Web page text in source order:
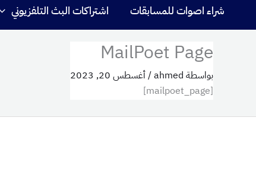
شراء اصوات للمسابقات
اشتراكات البث التلفزيوني
MailPoet Page
بواسطة ahmed
/أغسطس 20, 2023
[mailpoet_page]